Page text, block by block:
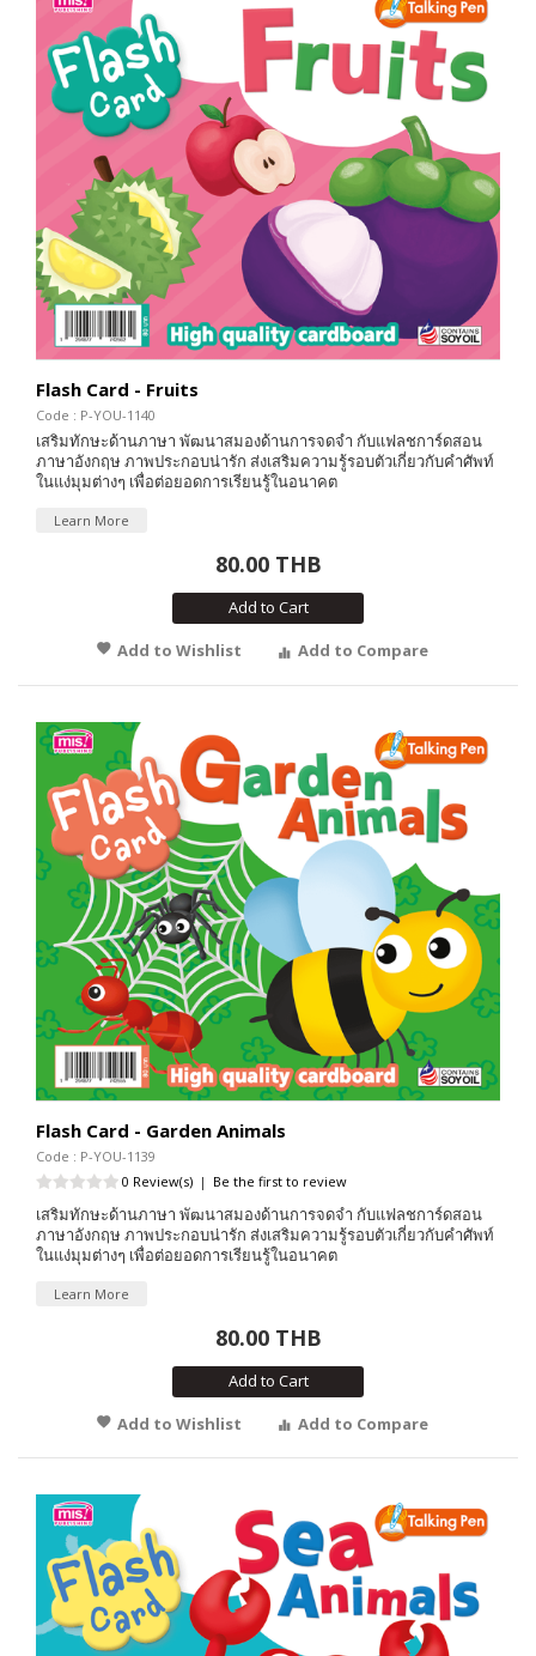
Flash Card - Fruits
Code : P-YOU-1140
เสริมทักษะด้านภาษา พัฒนาสมองด้านการจดจำ กับแฟลชการ์ดสอน
ภาษาอังกฤษ ภาพประกอบน่ารัก ส่งเสริมความรู้รอบตัวเกี่ยวกับคำศัพท์
ในแง่มุมต่างๆ เพื่อต่อยอดการเรียนรู้ในอนาคต
Learn More
80.00 THB
Add to Cart
Add to Wishlist
Add to Compare
Flash Card - Garden Animals
Code : P-YOU-1139
0 Review(s) | Be the first to review
เสริมทักษะด้านภาษา พัฒนาสมองด้านการจดจำ กับแฟลชการ์ดสอน
ภาษาอังกฤษ ภาพประกอบน่ารัก ส่งเสริมความรู้รอบตัวเกี่ยวกับคำศัพท์
ในแง่มุมต่างๆ เพื่อต่อยอดการเรียนรู้ในอนาคต
Learn More
80.00 THB
Add to Cart
Add to Wishlist
Add to Compare